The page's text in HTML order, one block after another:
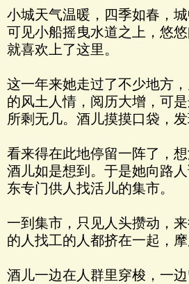
小城天气温暖，四季如春，
可见小船摇曳水道之上，悠
就喜欢上了这里。
这一年来她走过了不少地方
的风土人情，阅历大增，可
所剩无几。酒儿摸摸口袋，发
看来得在此地停留一阵了，想
酒儿如是想到。于是她向路
东专门供人找活儿的集市。
一到集市，只见人头攒动，
的人找工的人都挤在一起，摩
酒儿一边在人群里穿梭，一